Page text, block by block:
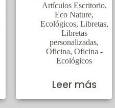
Artículos Escritorio,
Eco Nature,
Ecológicos, Libretas,
Libretas
personalizadas,
Oficina, Oficina -
Ecológicos
Leer más